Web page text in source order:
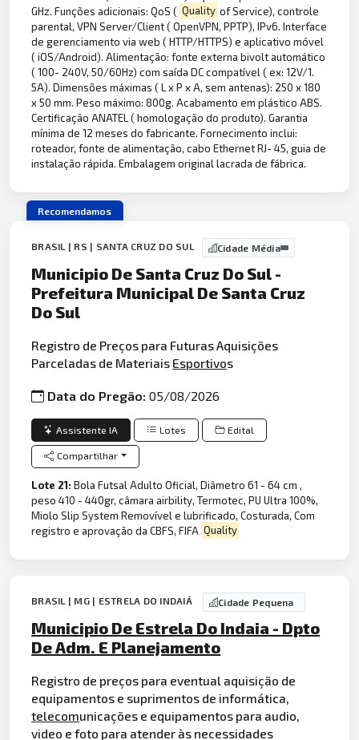
GHz. Funções adicionais: QoS ( Quality of Service), controle
parental, VPN Server/Client ( OpenVPN, PPTP), IPv6. Interface
de gerenciamento via web ( HTTP/HTTPS) e aplicativo móvel
( iOS/Android). Alimentação: fonte externa bivolt automático
( 100- 240V, 50/60Hz) com saída DC compatível ( ex: 12V/1.
5A). Dimensões máximas ( L x P x A, sem antenas): 250 x 180
x 50 mm. Peso máximo: 800g. Acabamento em plástico ABS.
Certificação ANATEL ( homologação do produto). Garantia
mínima de 12 meses do fabricante. Fornecimento inclui:
roteador, fonte de alimentação, cabo Ethernet RJ- 45, guia de
instalação rápida. Embalagem original lacrada de fábrica.
Recomendamos
BRASIL | RS | SANTA CRUZ DO SUL Cidade Média
Municipio De Santa Cruz Do Sul -
Prefeitura Municipal De Santa Cruz
Do Sul
Registro de Preços para Futuras Aquisições
Parceladas de Materiais Esportivos
Data do Pregão:05/08/2026
Assistente IA Lotes Edital
Compartilhar
Lote 21:Bola Futsal Adulto Oficial, Diâmetro 61 - 64 cm ,
peso 410 - 440gr, câmara airbility, Termotec, PU Ultra 100%,
Miolo Slip System Removível e lubrificado, Costurada, Com
registro e aprovação da CBFS, FIFA Quality
BRASIL | MG | ESTRELA DO INDAIÁ Cidade Pequena
Municipio De Estrela Do Indaia - Dpto
De Adm. E Planejamento
Registro de preços para eventual aquisição de
equipamentos e suprimentos de informática,
telecomunicações e equipamentos para audio,
video e foto para atender às necessidades